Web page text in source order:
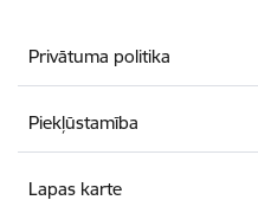
Privātuma politika
Piekļūstamība
Lapas karte